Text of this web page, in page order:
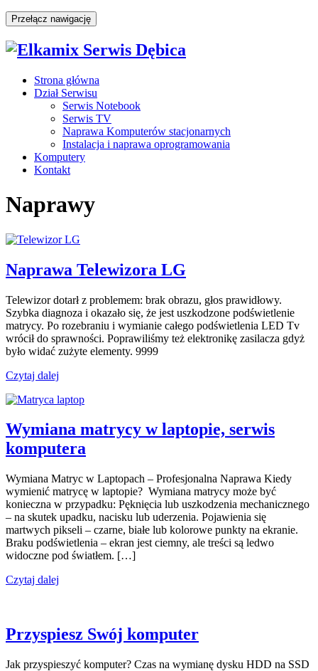
Przełącz nawigację
Strona główna
Dział Serwisu
Serwis Notebook
Serwis TV
Naprawa Komputerów stacjonarnych
Instalacja i naprawa oprogramowania
Komputery
Kontakt
Naprawy
Naprawa Telewizora LG
Telewizor dotarł z problemem: brak obrazu, głos prawidłowy.
Szybka diagnoza i okazało się, że jest uszkodzone podświetlenie
matrycy. Po rozebraniu i wymianie całego podświetlenia LED Tv
wrócił do sprawności. Poprawiliśmy też elektronikę zasilacza gdyż
było widać zużyte elementy. 9999
Czytaj dalej
Wymiana matrycy w laptopie, serwis
komputera
Wymiana Matryc w Laptopach – Profesjonalna Naprawa Kiedy
wymienić matrycę w laptopie? Wymiana matrycy może być
konieczna w przypadku: Pęknięcia lub uszkodzenia mechanicznego
– na skutek upadku, nacisku lub uderzenia. Pojawienia się
martwych pikseli – czarne, białe lub kolorowe punkty na ekranie.
Braku podświetlenia – ekran jest ciemny, ale treści są ledwo
widoczne pod światłem. […]
Czytaj dalej
Przyspiesz Swój komputer
Jak przyspieszyć komputer? Czas na wymianę dysku HDD na SSD